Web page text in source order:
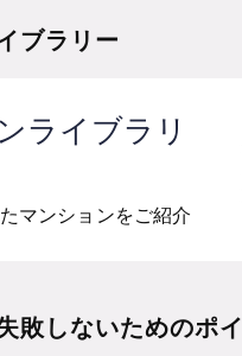
ブラリー
ライブラリ
マンションをご紹介
敗しないためのポ